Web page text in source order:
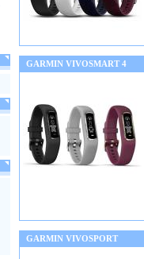
GARMIN VIVOSMART 4
GARMIN VIVOSPORT